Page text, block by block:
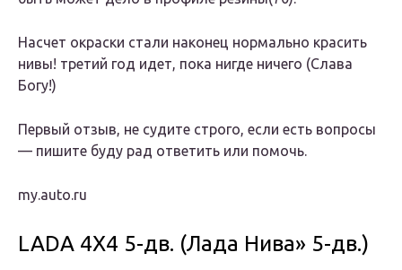
Насчет окраски стали наконец нормально красить
нивы! третий год идет, пока нигде ничего (Слава
Богу!)
Первый отзыв, не судите строго, если есть вопросы
— пишите буду рад ответить или помочь.
my.auto.ru
LADA 4Х4 5-дв. (Лада Нива» 5-дв.)